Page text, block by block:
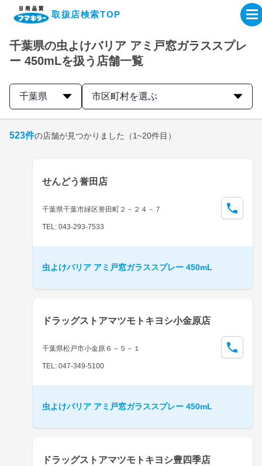
取扱店検索TOP
企業・IR情報サイト
製品情報サイト
取扱店検索はこちら
千葉県の虫よけバリア アミ戸窓ガラススプレ
ー 450mLを扱う店舗一覧
千葉県 市区町村を選ぶ
523件の店舗が見つかりました （1~20件目）
せんどう誉田店
千葉県千葉市緑区誉田町２－２４－７
TEL: 043-293-7533
虫よけバリア アミ戸窓ガラススプレー 450mL
ドラッグストアマツモトキヨシ小金原店
千葉県松戸市小金原６－５－１
TEL: 047-349-5100
虫よけバリア アミ戸窓ガラススプレー 450mL
ドラッグストアマツモトキヨシ豊四季店